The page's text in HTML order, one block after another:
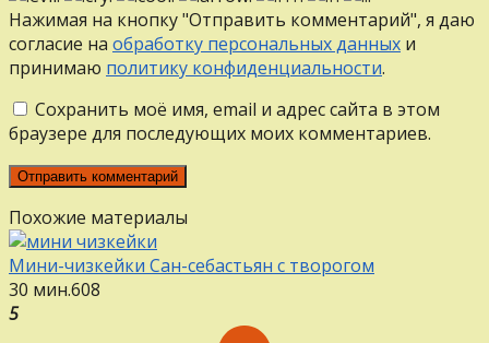
Нажимая на кнопку "Отправить комментарий", я даю
согласие на обработку персональных данных и
принимаю политику конфиденциальности.
Сохранить моё имя, email и адрес сайта в этом
браузере для последующих моих комментариев.
Похожие материалы
Мини-чизкейки Сан-себастьян с творогом
30 мин.608
5